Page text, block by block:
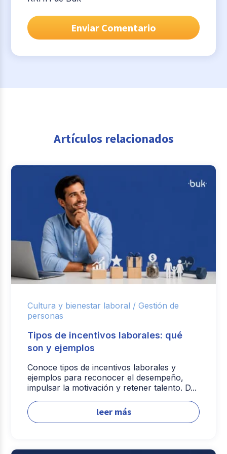
Artículos relacionados
Cultura y bienestar laboral / Gestión de
personas
Tipos de incentivos laborales: qué
son y ejemplos
Conoce tipos de incentivos laborales y
ejemplos para reconocer el desempeño,
impulsar la motivación y retener talento. D...
leer más